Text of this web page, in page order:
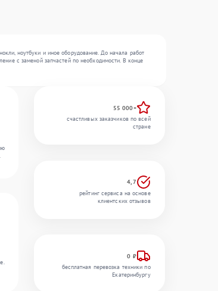
ноутбуки и иное оборудование. До начала работ
с заменой запчастей по необходимости. В конце
55 000+
счастливых заказчиков по всей
стране
4,7
рейтинг сервиса на основе
клиентских отзывов
0 ₽
бесплатная перевозка техники по
Екатеринбургу